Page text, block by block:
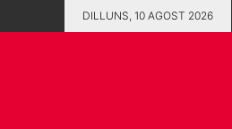
DILLUNS, 10 AGOST 2026